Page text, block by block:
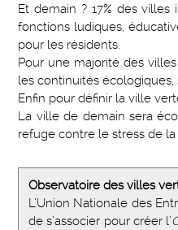
Et demain ? 17% des
fonctions ludiques,
pour les résidents.
Pour une majorité des
les continuités écologiques,
Enfin pour définir la ville
La ville de demain sera
refuge contre le stress de
Observatoire des villes
L’Union Nationale des
de s’associer pour créer l’